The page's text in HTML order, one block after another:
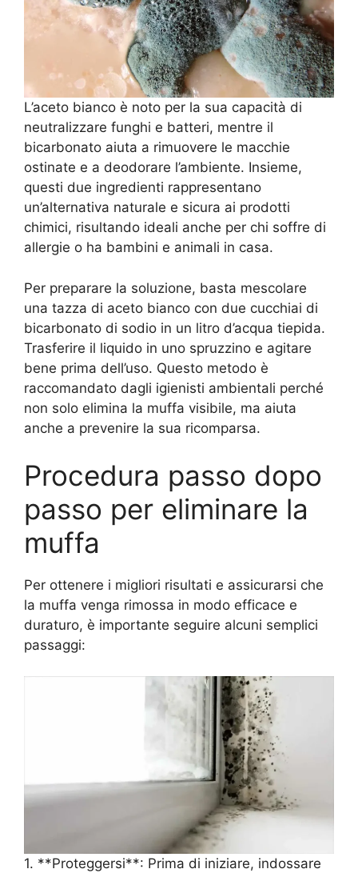
L’aceto bianco è noto per la sua capacità di
neutralizzare funghi e batteri, mentre il
bicarbonato aiuta a rimuovere le macchie
ostinate e a deodorare l’ambiente. Insieme,
questi due ingredienti rappresentano
un’alternativa naturale e sicura ai prodotti
chimici, risultando ideali anche per chi soffre di
allergie o ha bambini e animali in casa.
Per preparare la soluzione, basta mescolare
una tazza di aceto bianco con due cucchiai di
bicarbonato di sodio in un litro d’acqua tiepida.
Trasferire il liquido in uno spruzzino e agitare
bene prima dell’uso. Questo metodo è
raccomandato dagli igienisti ambientali perché
non solo elimina la muffa visibile, ma aiuta
anche a prevenire la sua ricomparsa.
Procedura passo dopo
passo per eliminare la
muffa
Per ottenere i migliori risultati e assicurarsi che
la muffa venga rimossa in modo efficace e
duraturo, è importante seguire alcuni semplici
passaggi:
1. **Proteggersi**: Prima di iniziare, indossare